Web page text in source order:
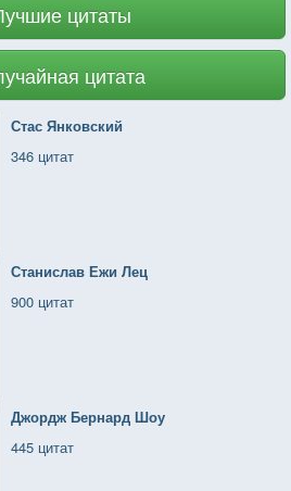
цитаты
цитата
Стас Янковский
346 цитат
Станислав Ежи Лец
900 цитат
Джордж Бернард Шоу
445 цитат